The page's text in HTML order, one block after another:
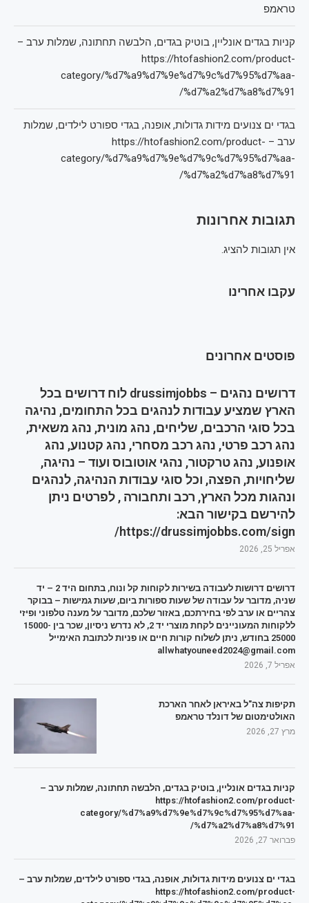
טראמפ
קניות בגדים אונליין, בוטיק בגדים, הלבשה תחתונה, שמלות ערב –
https://htofashion2.com/product-
category/%d7%a9%d7%9e%d7%9c%d7%95%d7%aa-
%d7%a2%d7%a8%d7%91/
בגדי ים צנועים מידות גדולות, אופנה, בגדי ספורט לילדים, שמלות
ערב – https://htofashion2.com/product-
category/%d7%a9%d7%9e%d7%9c%d7%95%d7%aa-
%d7%a2%d7%a8%d7%91/
תגובות אחרונות
אין תגובות להציג.
עקבו אחרינו
פוסטים אחרונים
דרושים נהגים – drussimjobbs לוח דרושים בכל
הארץ שמציע עבודות לנהגים בכל התחומים, נהיגה
בכל סוגי הרכבים, שליחים, נהג מונית, נהג משאית,
נהג רכב פרטי, נהג רכב מסחרי, נהג קטנוע, נהג
אופנוע, נהג טרקטור, נהגי אוטובוס ועוד – נהיגה,
שליחויות, הפצה, וכל סוגי עבודות הנהיגה, לנהגים
ונהגות מכל הארץ, רכב ותחבורה , לפרטים ניתן
להירשם בקישור הבא:
https://drussimjobbs.com/sign/
אפריל 25, 2026
דרושים דרושות לעבודה בשירות לקוחות קל ונוח, בתחום היד 2 – יד
שניה, מדובר על עבודה של שעות ספורות ביום, שעות גמישות – בבוקר
צהריים או ערב לפי בחירתכם, באזור שלכם, מדובר על מענה טלפוני ופיזי
ללקוחות המעוניינים לקחת מוצרי יד 2, לא נדרש ניסיון, שכר בין 15000-
25000 בחודש, ניתן לשלוח קורות חיים או פניות לכתובת האימייל
allwhatyouneed2024@gmail.com
אפריל 7, 2026
תקיפות צה"ל באיראן לאחר הארכת
האולטימטום של דונלד טראמפ
מרץ 27, 2026
קניות בגדים אונליין, בוטיק בגדים, הלבשה תחתונה, שמלות ערב –
https://htofashion2.com/product-
category/%d7%a9%d7%9e%d7%9c%d7%95%d7%aa-
%d7%a2%d7%a8%d7%91/
פברואר 27, 2026
בגדי ים צנועים מידות גדולות, אופנה, בגדי ספורט לילדים, שמלות ערב –
https://htofashion2.com/product-